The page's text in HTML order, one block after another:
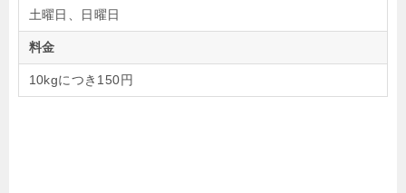
土曜日、日曜日
料金
10kgにつき150円